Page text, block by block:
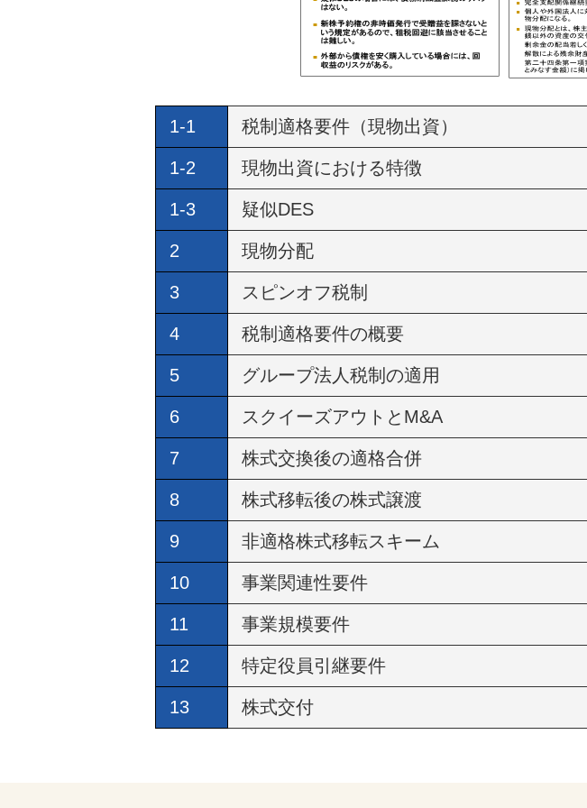
1-1 税制適格要件（現物出資）
1-2 現物出資における特徴
1-3 疑似DES
2 現物分配
3 スピンオフ税制
4 税制適格要件の概要
5 グループ法人税制の適用
6 スクイーズアウトとM&A
7 株式交換後の適格合併
8 株式移転後の株式譲渡
9 非適格株式移転スキーム
10 事業関連性要件
11 事業規模要件
12 特定役員引継要件
13 株式交付